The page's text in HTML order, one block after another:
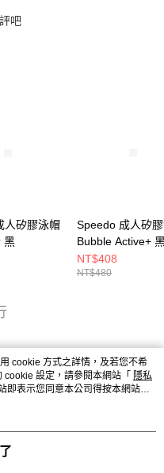
吧
人矽膠泳帽
黑
Speedo 成人矽
Bubble Active+
NT$408
NT$480
cookie 方式之詳情，及若您不希
設定，請參閱本網站「 隱私
即表示您同意本公司得按本網站使